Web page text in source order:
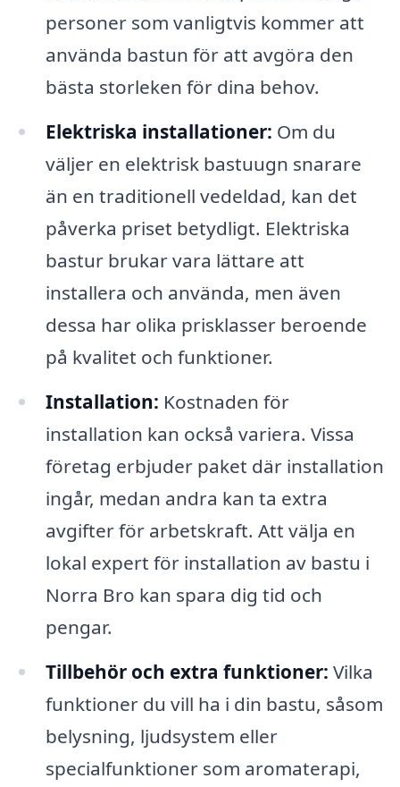
personer som vanligtvis kommer att
använda bastun för att avgöra den
bästa storleken för dina behov.
Elektriska installationer: Om du
väljer en elektrisk bastuugn snarare
än en traditionell vedeldad, kan det
påverka priset betydligt. Elektriska
bastur brukar vara lättare att
installera och använda, men även
dessa har olika prisklasser beroende
på kvalitet och funktioner.
Installation: Kostnaden för
installation kan också variera. Vissa
företag erbjuder paket där installation
ingår, medan andra kan ta extra
avgifter för arbetskraft. Att välja en
lokal expert för installation av bastu i
Norra Bro kan spara dig tid och
pengar.
Tillbehör och extra funktioner: Vilka
funktioner du vill ha i din bastu, såsom
belysning, ljudsystem eller
specialfunktioner som aromaterapi,